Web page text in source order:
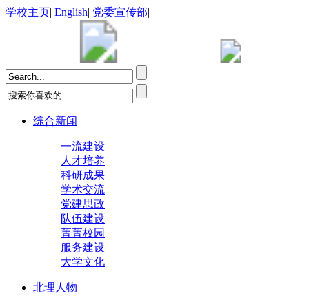
学校主页| English| 党委宣传部|
综合新闻
一流建设
人才培养
科研成果
学术交流
党建思政
队伍建设
菁菁校园
服务建设
大学文化
北理人物